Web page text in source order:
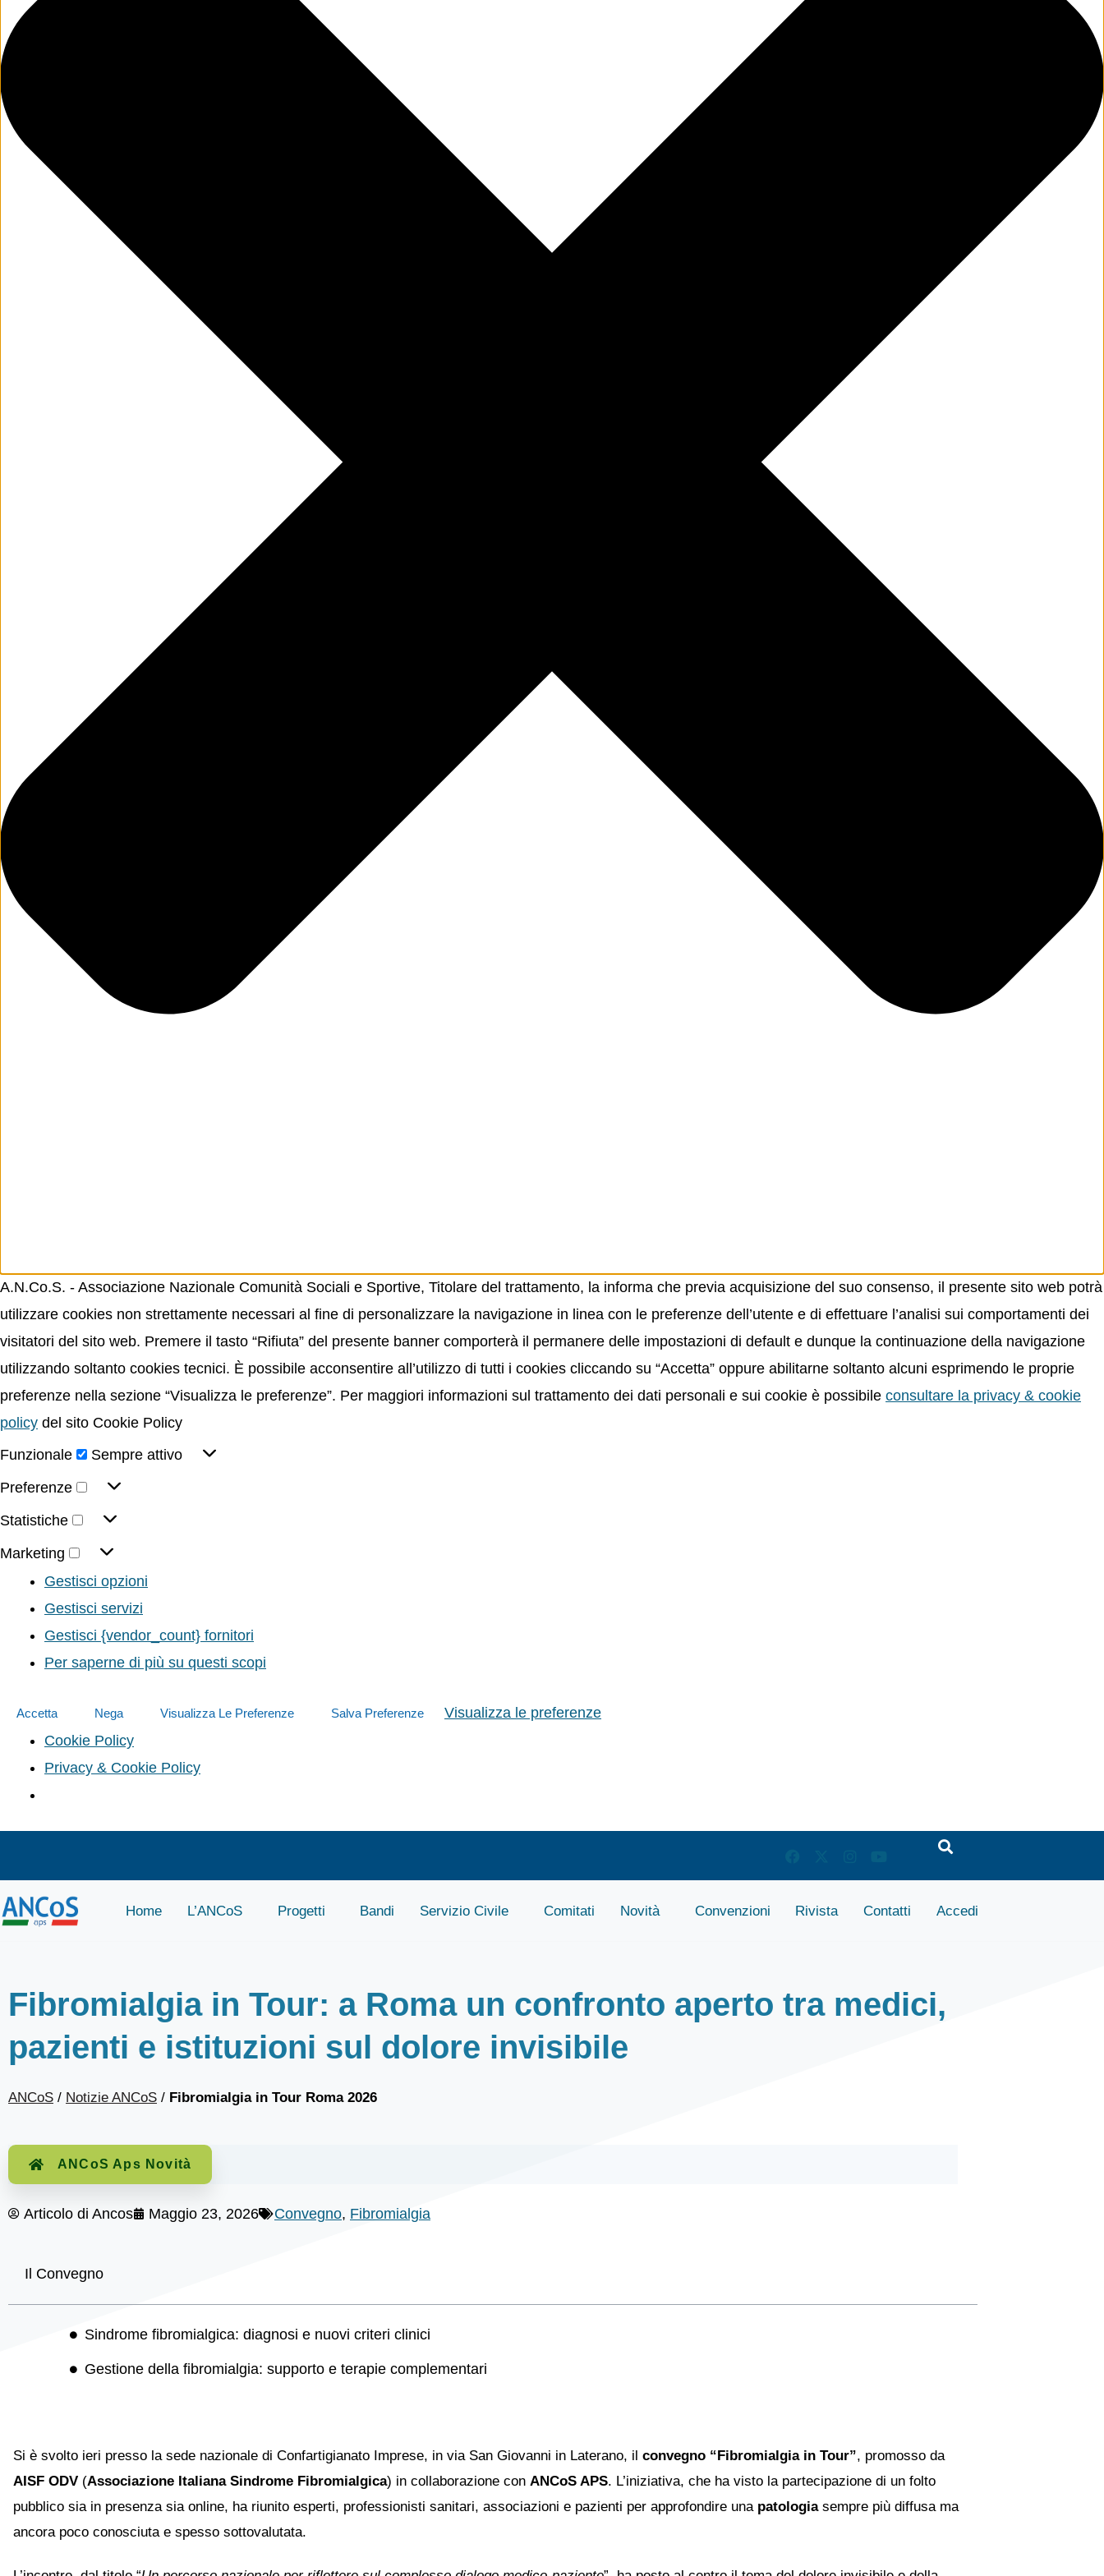
A.N.Co.S. - Associazione Nazionale Comunità Sociali e Sportive, Titolare del trattamento, la informa che previa acquisizione del suo consenso, il presente sito web potrà
utilizzare cookies non strettamente necessari al fine di personalizzare la navigazione in linea con le preferenze dell’utente e di effettuare l’analisi sui comportamenti dei
visitatori del sito web. Premere il tasto “Rifiuta” del presente banner comporterà il permanere delle impostazioni di default e dunque la continuazione della navigazione
utilizzando soltanto cookies tecnici. È possibile acconsentire all’utilizzo di tutti i cookies cliccando su “Accetta” oppure abilitarne soltanto alcuni esprimendo le proprie
preferenze nella sezione “Visualizza le preferenze”. Per maggiori informazioni sul trattamento dei dati personali e sui cookie è possibile consultare la privacy & cookie
policy del sito Cookie Policy
Funzionale
Sempre attivo
Preferenze
Statistiche
Marketing
Gestisci opzioni
Gestisci servizi
Gestisci {vendor_count} fornitori
Per saperne di più su questi scopi
Accetta Nega Visualizza Le Preferenze Salva Preferenze
Visualizza le preferenze
Cookie Policy
Privacy & Cookie Policy
Home L’ANCoS Progetti Bandi Servizio Civile Comitati Novità Convenzioni Rivista Contatti Accedi
Fibromialgia in Tour: a Roma un confronto aperto tra medici,
pazienti e istituzioni sul dolore invisibile
ANCoS / Notizie ANCoS / Fibromialgia in Tour Roma 2026
ANCoS Aps Novità
Articolo di Ancos Maggio 23, 2026 Convegno, Fibromialgia
Il Convegno
Sindrome fibromialgica: diagnosi e nuovi criteri clinici
Gestione della fibromialgia: supporto e terapie complementari
Si è svolto ieri presso la sede nazionale di Confartigianato Imprese, in via San Giovanni in Laterano, il convegno “Fibromialgia in Tour”, promosso da
AISF ODV (Associazione Italiana Sindrome Fibromialgica) in collaborazione con ANCoS APS. L’iniziativa, che ha visto la partecipazione di un folto
pubblico sia in presenza sia online, ha riunito esperti, professionisti sanitari, associazioni e pazienti per approfondire una patologiasempre più diffusa ma
ancora poco conosciuta e spesso sottovalutata.